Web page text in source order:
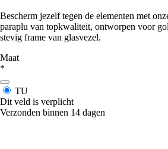
Bescherm jezelf tegen de elementen met
paraplu van topkwaliteit, ontworpen voor
stevig frame van glasvezel.
Maat
*
TU
Dit veld is verplicht
Verzonden binnen 14 dagen